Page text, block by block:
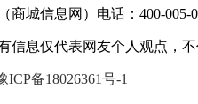
商城信息网）电话：400-005-
信息仅代表网友个人观点，不
ICP备18026361号-1